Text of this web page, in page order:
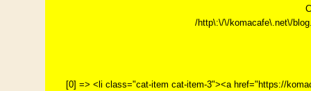
/http\:\/\/komacafe\.net\/
[0] => <li class="cat-item cat-item-3"><a href="https://